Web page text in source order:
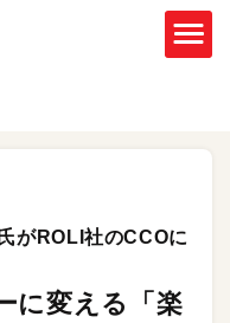
がROLI社のCCOに
に変える「楽